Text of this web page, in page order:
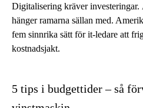
Digitalisering kräver
hänger ramarna sällan med.
fem sinnrika sätt för it-ledare att
kostnadsjakt.
5 tips i budgettider – så